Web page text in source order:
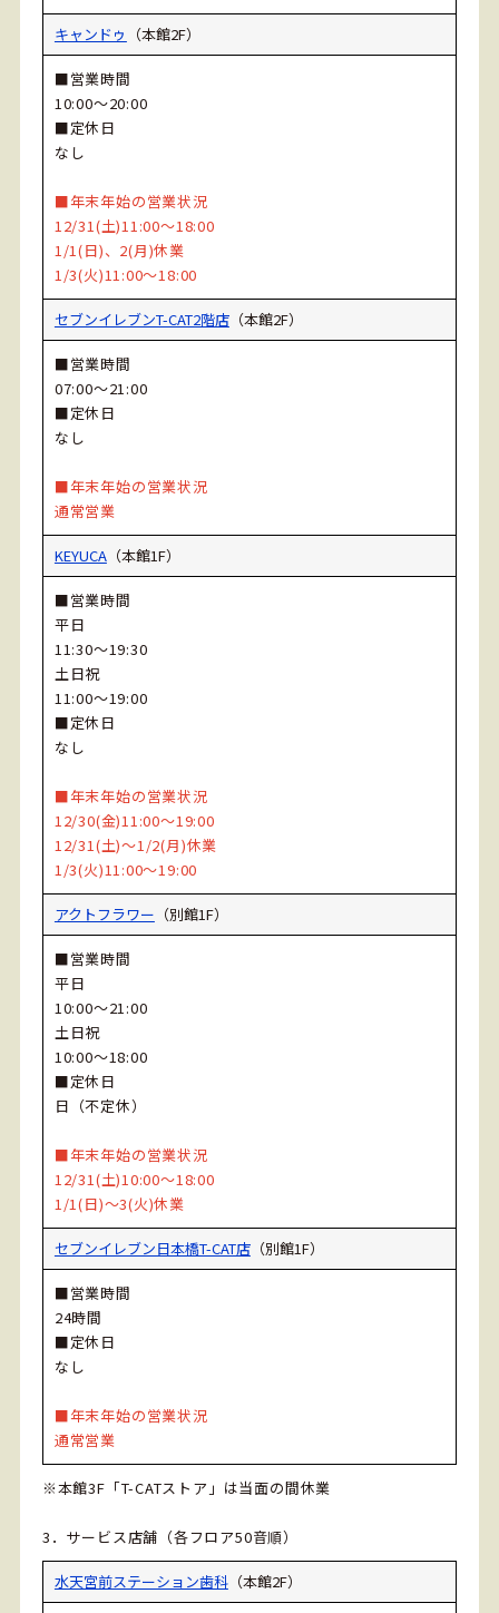
キャンドゥ （本館2F）
■営業時間
10:00～20:00
■定休日
なし
■年末年始の営業状況
12/31(土)11:00～18:00
1/1(日)、2(月)休業
1/3(火)11:00～18:00
セブンイレブンT-CAT2階店（本館2F）
■営業時間
07:00～21:00
■定休日
なし
■年末年始の営業状況
通常営業
KEYUCA（本館1F）
■営業時間
平日
11:30～19:30
土日祝
11:00～19:00
■定休日
なし
■年末年始の営業状況
12/30(金)11:00～19:00
12/31(土)～1/2(月)休業
1/3(火)11:00～19:00
アクトフラワー （別館1F）
■営業時間
平日
10:00～21:00
土日祝
10:00～18:00
■定休日
日（不定休）
■年末年始の営業状況
12/31(土)10:00～18:00
1/1(日)～3(火)休業
セブンイレブン日本橋T-CAT店（別館1F）
■営業時間
24時間
■定休日
なし
■年末年始の営業状況
通常営業
※本館3F「T-CATストア」は当面の間休業
3．サービス店舗（各フロア50音順）
水天宮前ステーション歯科（本館2F）